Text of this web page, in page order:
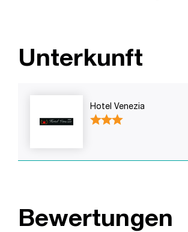
Unterkunft
Hotel Venezia
Bewertungen